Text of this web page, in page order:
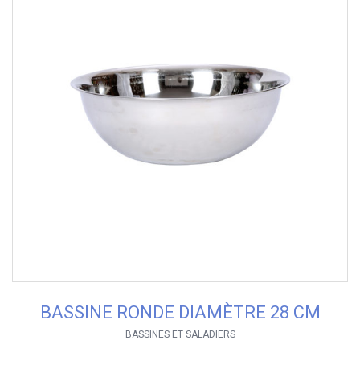
BASSINE RONDE DIAMÈTRE 28 CM
BASSINES ET SALADIERS